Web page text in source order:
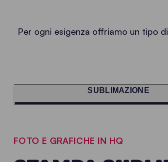
Per ogni esigenza offriamo un tipo
SUBLIMAZIONE
FOTO E GRAFICHE IN HQ